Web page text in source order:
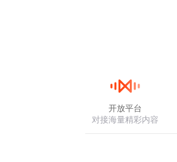
开放平台
对接海量精彩内容